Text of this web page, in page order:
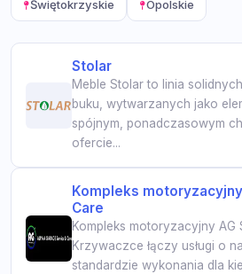
Świętokrzyskie Opolskie
Stolar
Meble Stolar to linia
buku, wytwarzanych jako
spójnym, ponadczasowym
ofercie...
Kompleks
Care
Kompleks motoryzacyjny AG
Krzywaczce łączy usługi o
standardzie wykonania dla